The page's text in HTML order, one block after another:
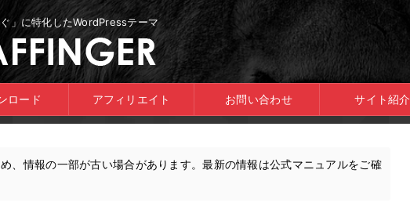
ぐ」に特化したWordPressテーマ
ロード アフィリエイト お問い合わせ サイト紹介
、情報の一部が古い場合があります。最新の情報は公式マニュアルをご確